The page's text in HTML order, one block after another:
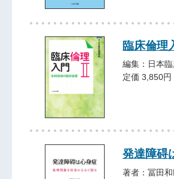
臨床倫理
編集：日本
定価 3,850円
発達障碍
著者：冨田和